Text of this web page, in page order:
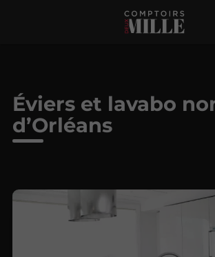
Éviers et lavabo
d’Orléans